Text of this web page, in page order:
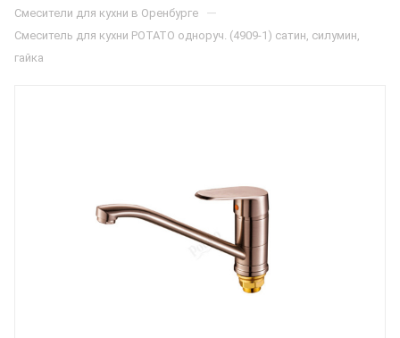
Смесители для кухни в Оренбурге —
Смеситель для кухни POTATO одноруч. (4909-1) сатин, силумин,
гайка